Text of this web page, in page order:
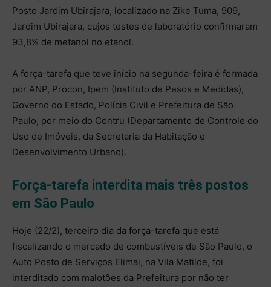
Posto Jardim Ubirajara, localizado na Zike Tuma, 909,
Jardim Ubirajara, cujos testes de laboratório confirmaram
93,8% de metanol no etanol.
A força-tarefa que teve início na segunda-feira é formada
por ANP, Procon, Ipem (Instituto de Pesos e Medidas),
Governo do Estado, Polícia Civil e Prefeitura de São
Paulo, por meio do Contru (Departamento de Controle do
Uso de Imóveis, da Secretaria da Habitação e
Desenvolvimento Urbano).
Força-tarefa interdita mais três postos
em São Paulo
Hoje (22/2), terceiro dia da força-tarefa que está
fiscalizando o mercado de combustíveis de São Paulo, o
Auto Posto de Serviços Elimai, na Vila Matilde, foi
interditado com malotões da Prefeitura por não ter